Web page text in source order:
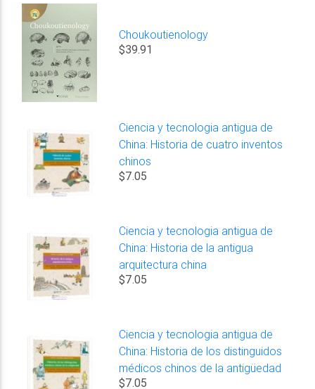
Choukoutienology
$39.91
Ciencia y tecnologia antigua de
China: Historia de cuatro inventos
chinos
$7.05
Ciencia y tecnologia antigua de
China: Historia de la antigua
arquitectura china
$7.05
Ciencia y tecnologia antigua de
China: Historia de los distinguidos
médicos chinos de la antigüedad
$7.05